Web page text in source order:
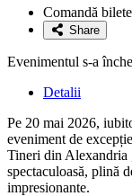
favoriteComandă bilete
Share
Evenimentul s-a
Detalii
Pe 20 mai 2026,
eveniment de
Tineri din Alexandria
spectaculoasă, plină
impresionante.